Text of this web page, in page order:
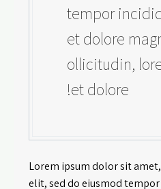
tempor
et dolore
ollicitudin,
et dolore!
Lorem ipsum dolor sit
elit, sed do eiusmod